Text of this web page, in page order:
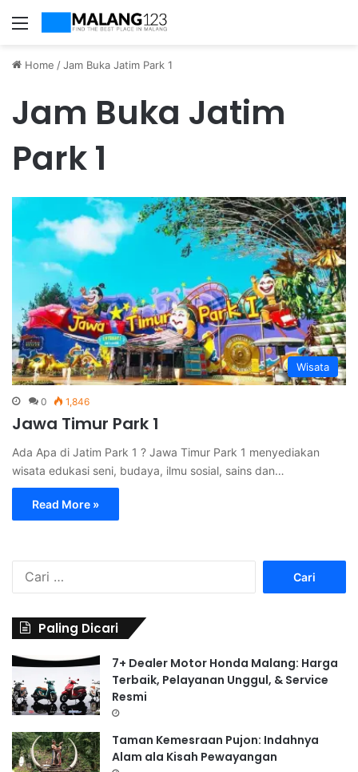
Home /Jam Buka Jatim Park 1
Jam Buka Jatim
Park 1
Wisata
0 1,846
Jawa Timur Park 1
Ada Apa di Jatim Park 1 ? Jawa Timur Park 1 menyediakan
wisata edukasi seni, budaya, ilmu sosial, sains dan…
Read More »
t
u
Paling Dicari
7+ Dealer Motor Honda Malang: Harga
Terbaik, Pelayanan Unggul, & Service
Resmi
Taman Kemesraan Pujon: Indahnya
Alam ala Kisah Pewayangan